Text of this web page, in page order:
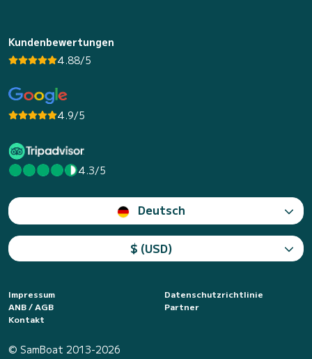
Kundenbewertungen
4.88/5
4.9/5
4.3/5
Deutsch
$ (USD)
Impressum
Datenschutzrichtlinie
ANB / AGB
Partner
Kontakt
© SamBoat 2013-2026